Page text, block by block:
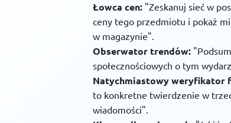
Łowca cen: "Zeskanuj sieć w
ceny tego przedmiotu i pokaż
w magazynie".
Obserwator trendów:
społecznościowych o tym
Natychmiastowy weryfikator
to konkretne twierdzenie w
wiadomości".